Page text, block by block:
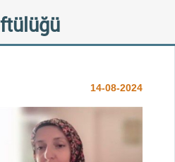
DEVAM
14-08-2024